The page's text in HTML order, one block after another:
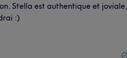
Stella est authentique et joviale,
:)